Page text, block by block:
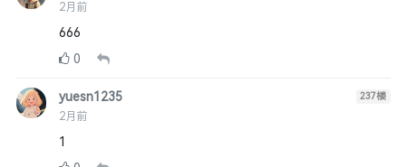
2月前
666
0
yuesn1235
2月前
237楼
1